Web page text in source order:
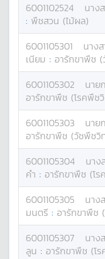
6001102524 นาง
: พืชสวน (ไม้ผล)
6001105301 นาง
เนียม : อารักขาพืช
6001105302 นาย
อารักขาพืช (โรคพืช
6001105303 นาย
อารักขาพืช (วัชพืชวิ
6001105304 นาง
คำ : อารักขาพืช (โ
6001105305 นาง
มนตรี : อารักขาพืช
6001105307 นาง
ลูน : อารักขาพืช (โ